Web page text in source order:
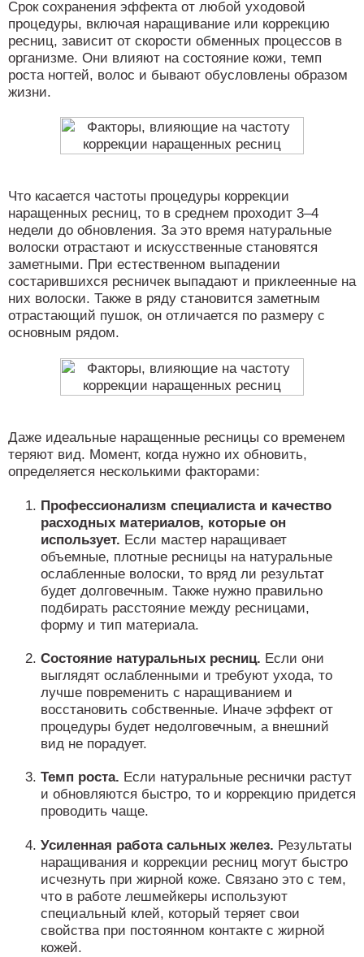
Срок сохранения эффекта от любой уходовой
процедуры, включая наращивание или коррекцию
ресниц, зависит от скорости обменных процессов в
организме. Они влияют на состояние кожи, темп
роста ногтей, волос и бывают обусловлены образом
жизни.
Что касается частоты процедуры коррекции
наращенных ресниц, то в среднем проходит 3–4
недели до обновления. За это время натуральные
волоски отрастают и искусственные становятся
заметными. При естественном выпадении
состарившихся ресничек выпадают и приклеенные на
них волоски. Также в ряду становится заметным
отрастающий пушок, он отличается по размеру с
основным рядом.
Даже идеальные наращенные ресницы со временем
теряют вид. Момент, когда нужно их обновить,
определяется несколькими факторами:
Профессионализм специалиста и качество
расходных материалов, которые он
использует. Если мастер наращивает
объемные, плотные ресницы на натуральные
ослабленные волоски, то вряд ли результат
будет долговечным. Также нужно правильно
подбирать расстояние между ресницами,
форму и тип материала.
Состояние натуральных ресниц. Если они
выглядят ослабленными и требуют ухода, то
лучше повременить с наращиванием и
восстановить собственные. Иначе эффект от
процедуры будет недолговечным, а внешний
вид не порадует.
Темп роста. Если натуральные реснички растут
и обновляются быстро, то и коррекцию придется
проводить чаще.
Усиленная работа сальных желез. Результаты
наращивания и коррекции ресниц могут быстро
исчезнуть при жирной коже. Связано это с тем,
что в работе лешмейкеры используют
специальный клей, который теряет свои
свойства при постоянном контакте с жирной
кожей.